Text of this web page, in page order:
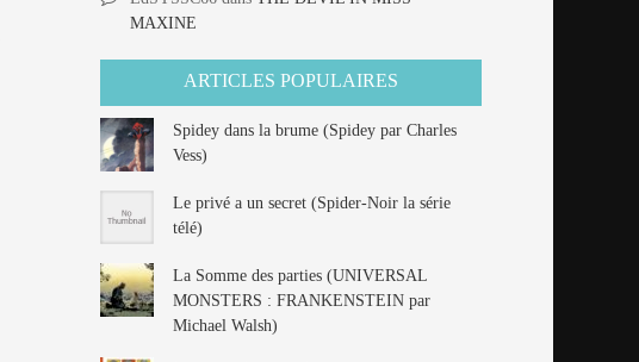
MAXINE
ARTICLES POPULAIRES
Spidey dans la brume (Spidey par Charles
Vess)
Le privé a un secret (Spider-Noir la série
télé)
La Somme des parties (UNIVERSAL
MONSTERS : FRANKENSTEIN par
Michael Walsh)